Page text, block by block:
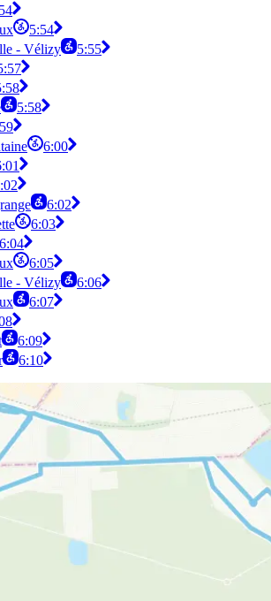
5:54
- Vélizy
5:55
5:58
6:00
6:02
6:03
6:04
6:05
- Vélizy
6:06
6:07
6:09
6:10